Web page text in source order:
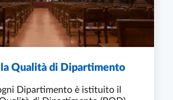
la Qualità di Dipartimento
Dipartimento è istituito il